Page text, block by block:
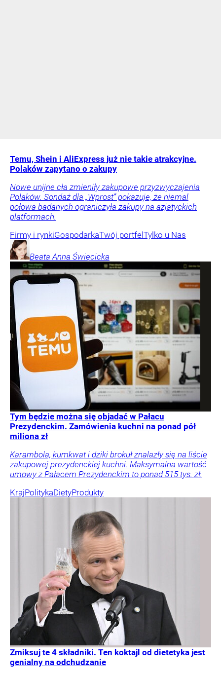
Temu, Shein i AliExpress już nie takie atrakcyjne.
Polaków zapytano o zakupy
Nowe unijne cła zmieniły zakupowe przyzwyczajenia
Polaków. Sondaż dla „Wprost” pokazuje, że niemal
połowa badanych ograniczyła zakupy na azjatyckich
platformach.
Firmy i rynkiGospodarkaTwój portfel Tylko u Nas
Beata Anna Święcicka
Tym będzie można się objadać w Pałacu
Prezydenckim. Zamówienia kuchni na ponad pół
miliona zł
Karambola, kumkwat i dziki brokuł znalazły się na liście
zakupowej prezydenckiej kuchni. Maksymalna wartość
umowy z Pałacem Prezydenckim to ponad 515 tys. zł.
KrajPolitykaDietyProdukty
Zmiksuj te 4 składniki. Ten koktajl od dietetyka jest
genialny na odchudzanie